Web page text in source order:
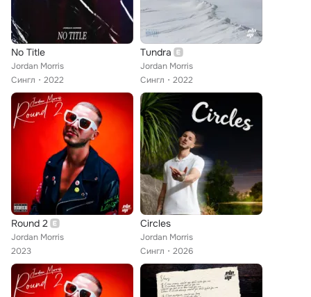
No Title
Jordan Morris
Сингл
2022
Tundra
Jordan Morris
Сингл
2022
Round 2
Jordan Morris
2023
Circles
Jordan Morris
Сингл
2026